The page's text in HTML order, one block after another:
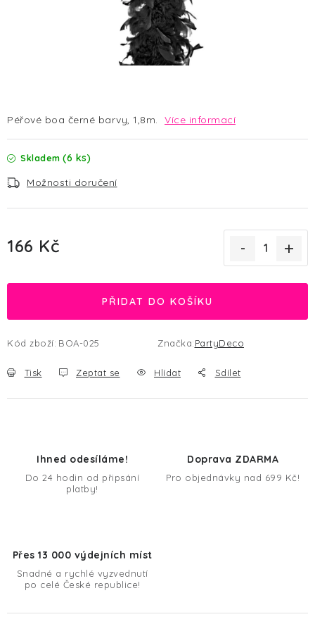
Kontakt O nás
Doprava a platba
Vrácení zboží a reklamace
Blog
Hodnocení obchodu
Péřové boa černé barvy, 1,8m. Více informací
Skladem (6 ks)
Možnosti doručení
166 Kč
PŘIDAT DO KOŠÍKU
Kód zboží: BOA-025 Značka:PartyDeco
Tisk Zeptat se Hlídat Sdílet
Ihned odesíláme!
Do 24 hodin od připsání
platby!
Doprava ZDARMA
Pro objednávky nad 699 Kč!
Přes 13 000 výdejních míst
Snadné a rychlé vyzvednutí
po celé České republice!